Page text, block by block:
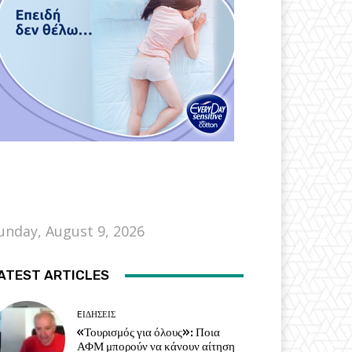
August 9, 2026
ARTICLES
EΙΔΗΣΕΙΣ
«Τουρισμός για όλους»: Ποια
ΑΦΜ μπορούν να κάνουν αίτηση